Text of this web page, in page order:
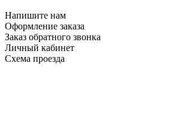
Напишите нам
Оформление заказа
Заказ обратного звонка
Личный кабинет
Схема проезда